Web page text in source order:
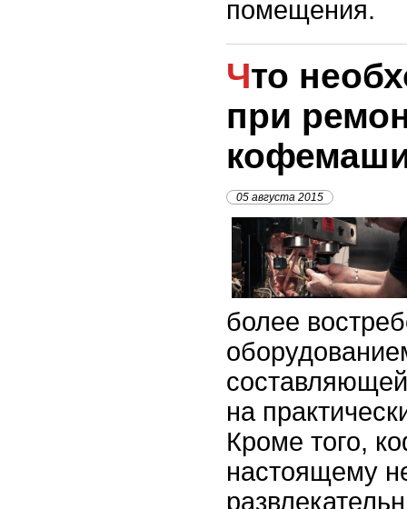
помещения.
Что необходимо знать
при
05 августа 2015
более
на
Кроме того,
настоящему